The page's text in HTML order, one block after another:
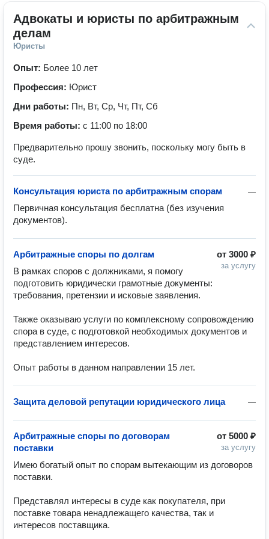
Адвокаты и юристы по арбитражным
делам
Юристы
Опыт: Более 10 лет
Профессия: Юрист
Дни работы: Пн, Вт, Ср, Чт, Пт, Сб
Время работы: с 11:00 по 18:00
Предварительно прошу звонить, поскольку могу быть в
суде.
—
Консультация юриста по арбитражным спорам
Первичная консультация бесплатна (без изучения
от 3000 ₽
за услугу
Арбитражные споры по долгам
В рамках споров с должниками, я помогу
подготовить юридически грамотные документы:
требования, претензии и исковые заявления.
Также оказываю услуги по комплексному сопровождению
спора в суде, с подготовкой необходимых документов и
представлением интересов.
Опыт работы в данном направлении 15 лет.
—
Защита деловой репутации юридического лица
от 5000 ₽
за услугу
Арбитражные споры по договорам
поставки
Имею богатый опыт по спорам вытекающим из договоров
поставки.
Представлял интересы в суде как покупателя, при
поставке товара ненадлежащего качества, так и
интересов поставщика.